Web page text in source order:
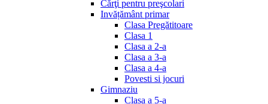
Cărţi pentru preşcolari
Invățământ primar
Clasa Pregătitoare
Clasa 1
Clasa a 2-a
Clasa a 3-a
Clasa a 4-a
Povesti si jocuri
Gimnaziu
Clasa a 5-a